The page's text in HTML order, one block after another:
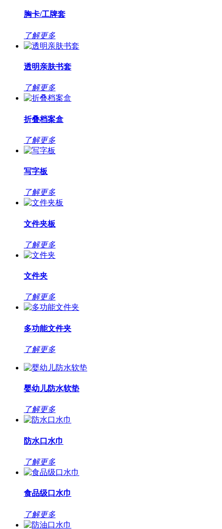
胸卡/工牌套
了解更多
透明亲肤书套
了解更多
折叠档案盒
了解更多
写字板
了解更多
文件夹板
了解更多
文件夹
了解更多
多功能文件夹
了解更多
婴幼儿防水软垫
了解更多
防水口水巾
了解更多
食品级口水巾
了解更多